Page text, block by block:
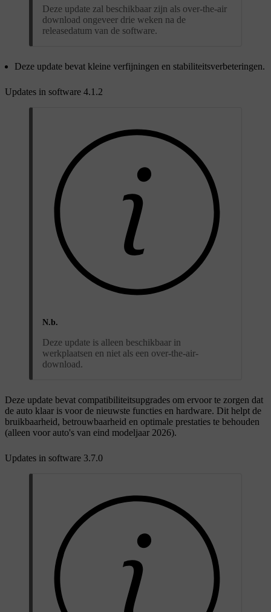
Deze update zal beschikbaar zijn als over-the-air
download ongeveer drie weken na de
releasedatum van de software.
Deze update bevat kleine verfijningen en stabiliteitsverbeteringen.
Updates in software 4.1.2
N.b.
Deze update is alleen beschikbaar in
werkplaatsen en niet als een over-the-air-
download.
Deze update bevat compatibiliteitsupgrades om ervoor te zorgen dat
de auto klaar is voor de nieuwste functies en hardware. Dit helpt de
bruikbaarheid, betrouwbaarheid en optimale prestaties te behouden
(alleen voor auto's van eind modeljaar 2026).
Updates in software 3.7.0